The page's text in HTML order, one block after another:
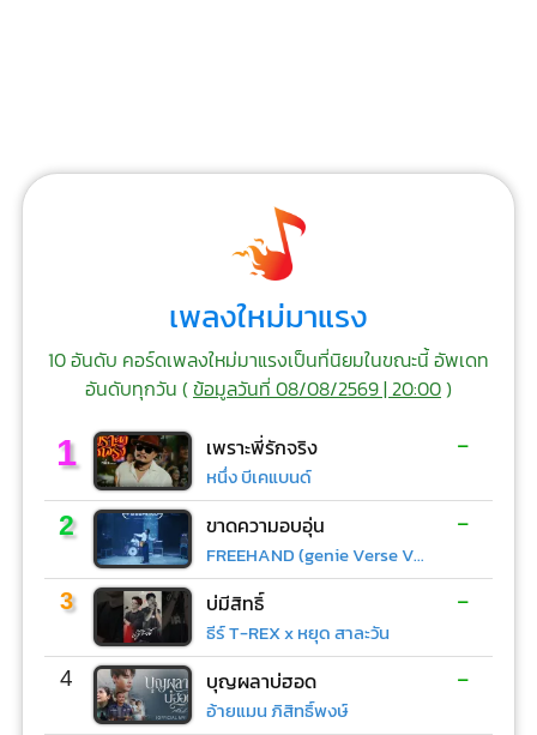
เพลงใหม่มาแรง
10 อันดับ คอร์ดเพลงใหม่มาแรงเป็นที่นิยมในขณะนี้ อัพเดท
อันดับทุกวัน (ข้อมูลวันที่ 08/08/2569 | 20:00)
1 เพราะพี่รักจริง
หนึ่ง บีเคแบนด์
-
2 ขาดความอบอุ่น
FREEHAND (genie Verse Vol.1)
-
3 บ่มีสิทธิ์
ธีร์ T-REX x หยุด สาละวัน
-
4 บุญผลาบ่ฮอด
อ้ายแมน ภิสิทธิ์พงษ์
-